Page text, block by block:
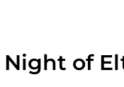
Night of